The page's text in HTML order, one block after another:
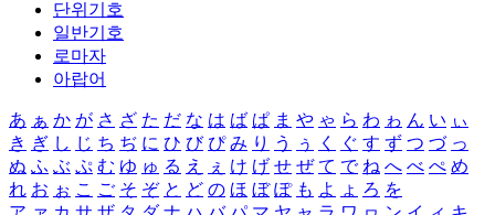
단위기호
일반기호
로마자
아랍어
あ ぁ か が さ ざ た だ な は ば ぱ ま や ゃ ら わ ゎ ん い ぃ
き ぎ し じ ち ぢ に ひ び ぴ み り う ぅ く ぐ す ず つ づ っ
ぬ ふ ぶ ぷ む ゆ ゅ る え ぇ け げ せ ぜ て で ね へ べ ぺ め
れ お ぉ こ ご そ ぞ と ど の ほ ぼ ぽ も よ ょ ろ を